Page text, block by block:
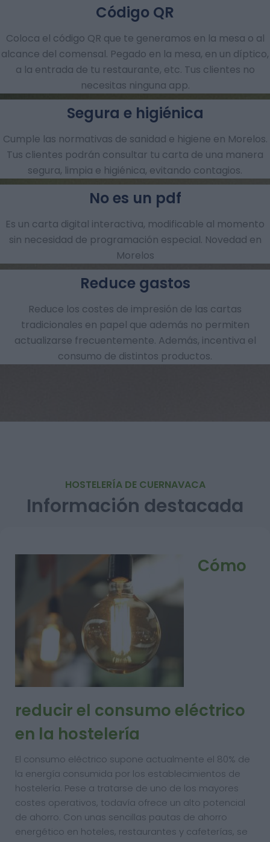
Coloca el código QR que te generamos en la mesa o al
alcance del comensal. Pegado en la mesa, en un díptico,
a la entrada de tu restaurante, etc. Tus clientes no
necesitas ninguna app.
Código QR
Cumple las normativas de sanidad e higiene en Morelos.
Tus clientes podrán consultar tu carta de una manera
segura, limpia e higiénica, evitando contagios.
Segura e higiénica
Es un carta digital interactiva, modificable al momento
sin necesidad de programación especial. Novedad en
Morelos
No es un pdf
Reduce los costes de impresión de las cartas
tradicionales en papel que además no permiten
actualizarse frecuentemente. Además, incentiva el
consumo de distintos productos.
Reduce gastos
HOSTELERÍA DE CUERNAVACA
Información destacada
Cómo
reducir el consumo eléctrico
en la hostelería
El consumo eléctrico supone actualmente el 80% de
la energía consumida por los establecimientos de
hostelería. Pese a tratarse de uno de los mayores
costes operativos, todavía ofrece un alto potencial
de ahorro. Con unas sencillas pautas de ahorro
energético en hoteles, restaurantes y cafeterías, se